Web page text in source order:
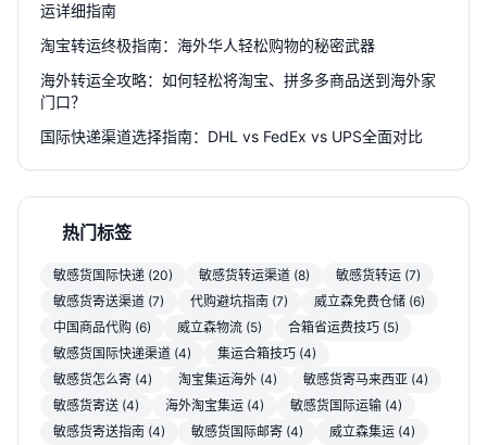
运详细指南
淘宝转运终极指南：海外华人轻松购物的秘密武器
海外转运全攻略：如何轻松将淘宝、拼多多商品送到海外家
门口？
国际快递渠道选择指南：DHL vs FedEx vs UPS全面对比
热门标签
敏感货国际快递 (20) 敏感货转运渠道 (8)
敏感货转运 (7)
敏感货寄送渠道 (7)
代购避坑指南 (7)
威立森免费仓储 (6)
中国商品代购 (6)
威立森物流 (5)
合箱省运费技巧 (5)
敏感货国际快递渠道 (4)
集运合箱技巧 (4)
敏感货怎么寄 (4)
淘宝集运海外 (4)
敏感货寄马来西亚 (4)
敏感货寄送 (4)
海外淘宝集运 (4)
敏感货国际运输 (4)
敏感货寄送指南 (4)
敏感货国际邮寄 (4) 威立森集运 (4)